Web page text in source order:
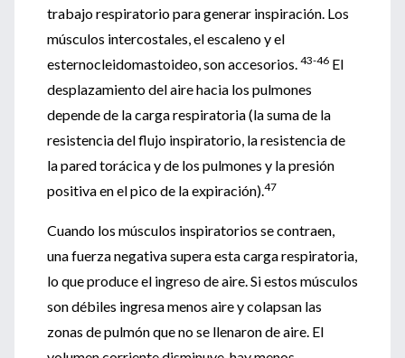
trabajo respiratorio para generar inspiración. Los
músculos intercostales, el escaleno y el
esternocleidomastoideo, son accesorios. 43-46 El
desplazamiento del aire hacia los pulmones
depende de la carga respiratoria (la suma de la
resistencia del flujo inspiratorio, la resistencia de
la pared torácica y de los pulmones y la presión
positiva en el pico de la expiración).47
Cuando los músculos inspiratorios se contraen,
una fuerza negativa supera esta carga respiratoria,
lo que produce el ingreso de aire. Si estos músculos
son débiles ingresa menos aire y colapsan las
zonas de pulmón que no se llenaron de aire. El